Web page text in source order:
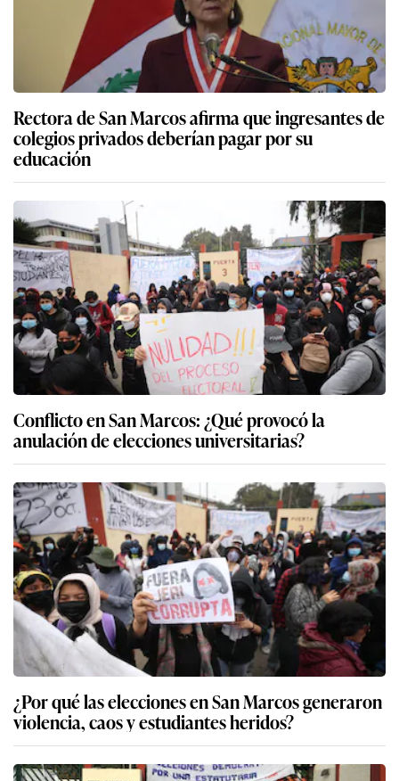
Rectora de San Marcos afirma que ingresantes de
colegios privados deberían pagar por su
educación
Conflicto en San Marcos: ¿Qué provocó la
anulación de elecciones universitarias?
¿Por qué las elecciones en San Marcos generaron
violencia, caos y estudiantes heridos?